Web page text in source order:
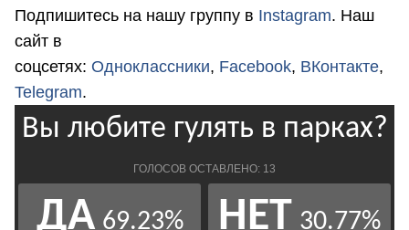
Подпишитесь на нашу группу в Instagram. Наш
сайт в
соцсетях: Одноклассники, Facebook, ВКонтакте,
Telegram.